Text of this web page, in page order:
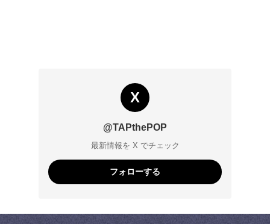
X
@TAPthePOP
最新情報を X でチェック
フォローする